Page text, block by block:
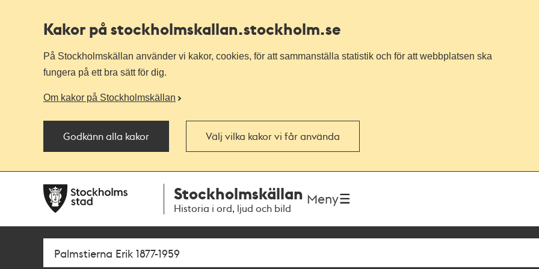
Kakor på stockholmskallan.stockholm.se
På Stockholmskällan använder vi kakor, cookies, för att sammanställa statistik och för att webbplatsen ska
fungera på ett bra sätt för dig.
Om kakor på Stockholmskällan
Godkänn alla kakor Välj vilka kakor vi får använda
navigationen
huvudinnehållet
Stockholmskällan
Historia i ord, ljud och bild
Meny
Sök